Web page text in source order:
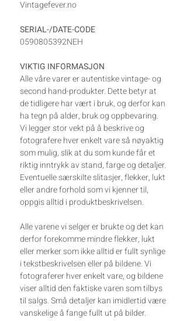
Vintagefever.no
SERIAL-/DATE-CODE
0590805392NEH
VIKTIG INFORMASJON
Alle våre varer er autentiske vintage- og
second hand-produkter. Dette betyr at
de tidligere har vært i bruk, og derfor kan
ha tegn på alder, bruk og oppbevaring.
Vi legger stor vekt på å beskrive og
fotografere hver enkelt vare så nøyaktig
som mulig, slik at du som kunde får et
riktig inntrykk av stand, farge og detaljer.
Eventuelle særskilte slitasjer, flekker, lukt
eller andre forhold som vi kjenner til,
oppgis alltid i produktbeskrivelsen.
Alle varene vi selger er brukte og det kan
derfor forekomme mindre flekker, lukt
eller merker som ikke alltid er fullt synlige
i tekstbeskrivelsen eller på bildene. Vi
fotograferer hver enkelt vare, og bildene
viser alltid den faktiske varen som tilbys
til salgs. Små detaljer kan imidlertid være
vanskelige å fange fullt ut på bilder.